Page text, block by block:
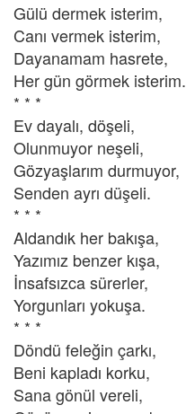
Gülü dermek isterim,
Canı vermek isterim,
Dayanamam hasrete,
Her gün görmek isterim.
* * *
Ev dayalı, döşeli,
Olunmuyor neşeli,
Gözyaşlarım durmuyor,
Senden ayrı düşeli.
* * *
Aldandık her bakışa,
Yazımız benzer kışa,
İnsafsızca sürerler,
Yorgunları yokuşa.
* * *
Döndü feleğin çarkı,
Beni kapladı korku,
Sana gönül vereli,